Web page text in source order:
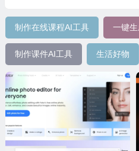
制作在线课程AI工具 一键
制作课件AI工具 生活好物